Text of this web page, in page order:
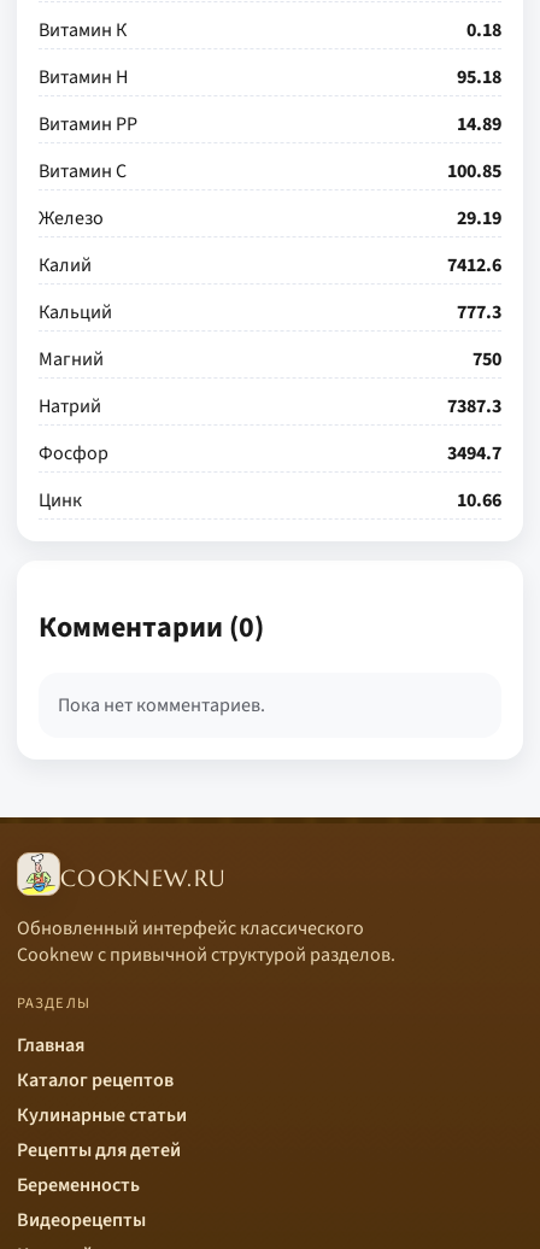
Витамин К
0.18
Витамин Н
95.18
Витамин РР
14.89
Витамин С
100.85
Железо
29.19
Калий
7412.6
Кальций
777.3
Магний
750
Натрий
7387.3
Фосфор
3494.7
Цинк
10.66
Комментарии (0)
Пока нет комментариев.
COOKNEW.RU
Обновленный интерфейс классического
Cooknew с привычной структурой разделов.
РАЗДЕЛЫ
Главная
Каталог рецептов
Кулинарные статьи
Рецепты для детей
Беременность
Видеорецепты